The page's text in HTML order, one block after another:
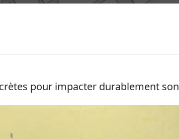
pour impacter durablement son